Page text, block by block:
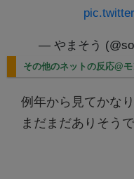
— やまそう
その他のネットの反応@
例年から見てかな
まだまだありそう